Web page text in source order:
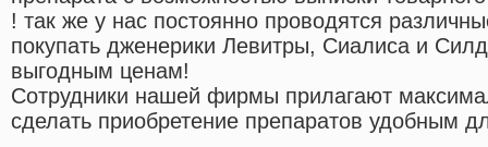
! так же у нас постоянно проводятся
покупать дженерики Левитры, Сиалиса и
выгодным ценам!
Cотрудники нашей фирмы прилагают
сделать приобретение препаратов удобным